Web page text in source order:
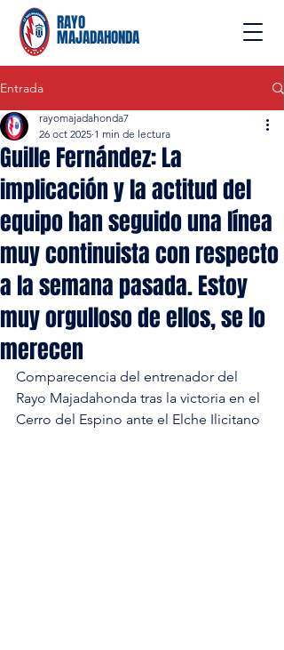
RAYO
MAJADAHONDA
Entrada
Guille Fernández: La
implicación y la actitud del
equipo han seguido una línea
muy continuista con respecto
a la semana pasada. Estoy
muy orgulloso de ellos, se lo
merecen
rayomajadahonda7
26 oct 2025 1 min de lectura
Comparecencia del entrenador del
Rayo Majadahonda tras la victoria en el
Cerro del Espino ante el Elche Ilicitano